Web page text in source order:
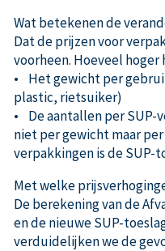
Wat betekenen de
Dat de prijzen voor
voorheen. Hoeveel
• Het gewicht per
plastic, rietsuiker)
• De aantallen per SUP-
niet per gewicht maar
verpakkingen is de SUP-
Met welke
De berekening van de
en de nieuwe SUP-
verduidelijken we de